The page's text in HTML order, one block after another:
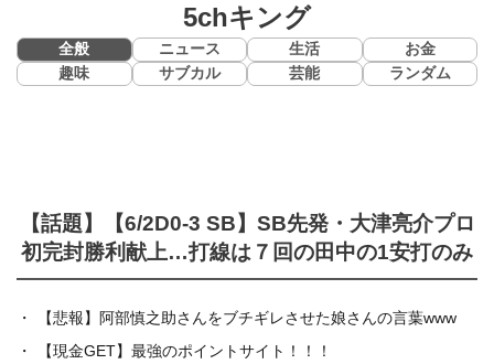
5chキング
全般 ニュース 生活
お金
趣味
サブカル 芸能 ランダム
【話題】【6/2D0-3 SB】SB先発・大津亮介プロ
初完封勝利献上…打線は７回の田中の1安打のみ
【悲報】阿部慎之助さんをブチギレさせた娘さんの言葉www
【現金GET】最強のポイントサイト！！！